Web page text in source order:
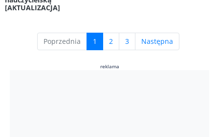
[AKTUALIZACJA]
Poprzednia 1 (current)
2 3 Następna
reklama